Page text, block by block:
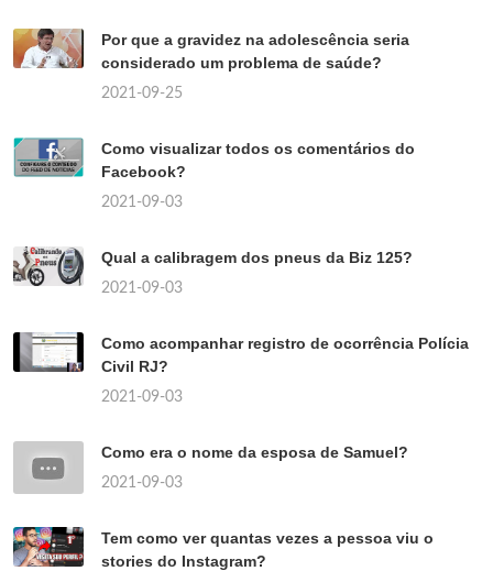
Por que a gravidez na adolescência seria
considerado um problema de saúde?
2021-09-25
Como visualizar todos os comentários do
Facebook?
2021-09-03
Qual a calibragem dos pneus da Biz 125?
2021-09-03
Como acompanhar registro de ocorrência Polícia
Civil RJ?
2021-09-03
Como era o nome da esposa de Samuel?
2021-09-03
Tem como ver quantas vezes a pessoa viu o
stories do Instagram?